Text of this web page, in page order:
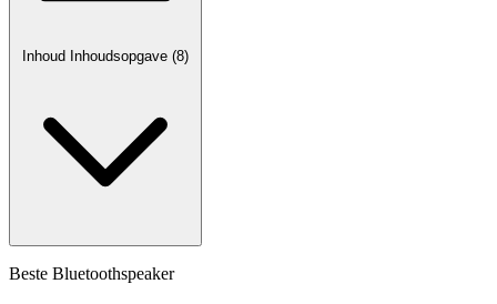
Inhoud Inhoudsopgave (8)
Beste Bluetoothspeaker